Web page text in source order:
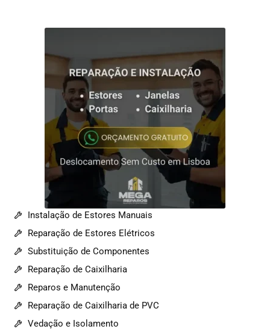
Instalação de Estores Manuais
Reparação de Estores Elétricos
Substituição de Componentes
Reparação de Caixilharia
Reparos e Manutenção
Reparação de Caixilharia de PVC
Vedação e Isolamento